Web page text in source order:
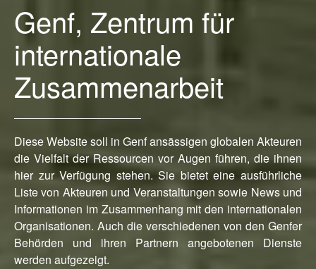
Genf, Zentrum für
internationale
Zusammenarbeit
Diese Website soll in Genf ansässigen globalen Akteuren
die Vielfalt der Ressourcen vor Augen führen, die ihnen
hier zur Verfügung stehen. Sie bietet eine ausführliche
Liste von Akteuren und Veranstaltungen sowie News und
Informationen im Zusammenhang mit den internationalen
Organisationen. Auch die verschiedenen von den Genfer
Behörden und ihren Partnern angebotenen Dienste
werden aufgezeigt.